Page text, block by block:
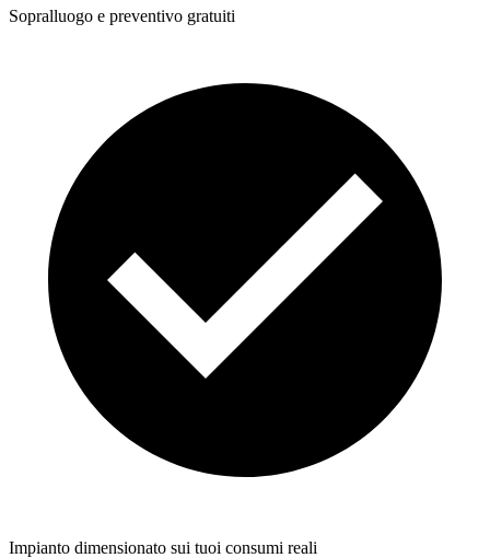
Sopralluogo e preventivo gratuiti
Impianto dimensionato sui tuoi consumi reali